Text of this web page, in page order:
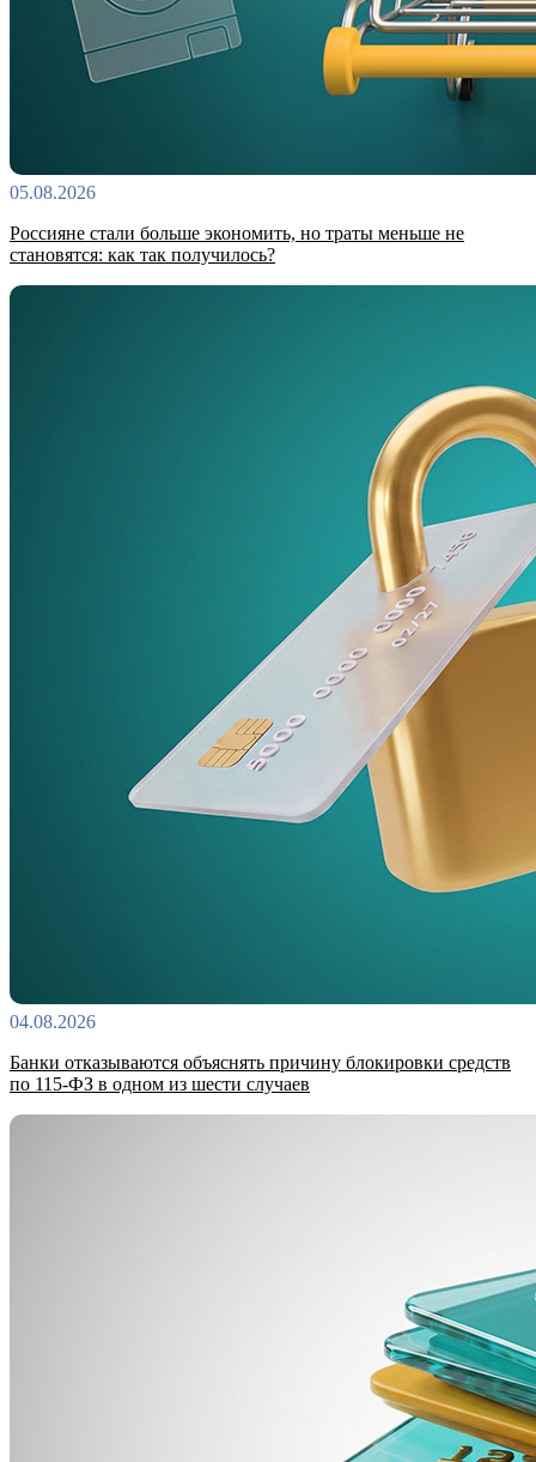
05.08.2026
Россияне стали больше экономить, но траты меньше не
становятся: как так получилось?
04.08.2026
Банки отказываются объяснять причину блокировки средств
по 115-ФЗ в одном из шести случаев